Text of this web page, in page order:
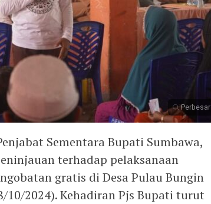
Perbesar
Sementara Bupati Sumbawa,
terhadap pelaksanaan
gratis di Desa Pulau Bungin
10/2024). Kehadiran Pjs Bupati turut